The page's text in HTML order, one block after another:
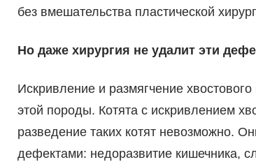
без вмешательства пластической
Но даже хирургия не удалит эти
Искривление и размягчение
этой породы. Котята с искривлением
разведение таких котят невозможно.
дефектами: недоразвитие кишечника,